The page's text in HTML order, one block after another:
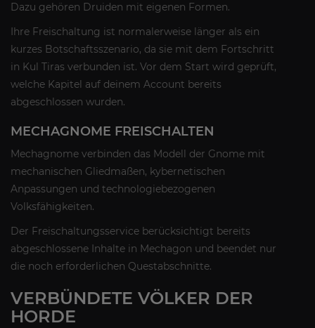
Dazu gehören Druiden mit eigenen Formen.
Ihre Freischaltung ist normalerweise länger als ein
kurzes Botschaftsszenario, da sie mit dem Fortschritt
in Kul Tiras verbunden ist. Vor dem Start wird geprüft,
welche Kapitel auf deinem Account bereits
abgeschlossen wurden.
MECHAGNOME FREISCHALTEN
Mechagnome verbinden das Modell der Gnome mit
mechanischen Gliedmaßen, kybernetischen
Anpassungen und technologiebezogenen
Volksfähigkeiten.
Der Freischaltungsservice berücksichtigt bereits
abgeschlossene Inhalte in Mechagon und beendet nur
die noch erforderlichen Questabschnitte.
VERBÜNDETE VÖLKER DER
HORDE